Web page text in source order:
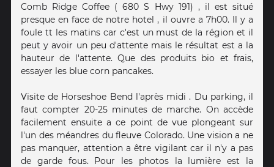
Comb Ridge Coffee ( 680 S Hwy 191) , il est situé
presque en face de notre hotel , il ouvre a 7h00. Il y a
foule tt les matins car c'est un must de la région et il
peut y avoir un peu d'attente mais le résultat est a la
hauteur de l'attente. Que des produits bio et frais,
essayer les blue corn pancakes.
Visite de Horseshoe Bend l'après midi . Du parking, il
faut compter 20-25 minutes de marche. On accède
facilement ensuite a ce point de vue plongeant sur
l'un des méandres du fleuve Colorado. Une vision a ne
pas manquer, attention a être vigilant car il n'y a pas
de garde fous. Pour les photos la lumière est la